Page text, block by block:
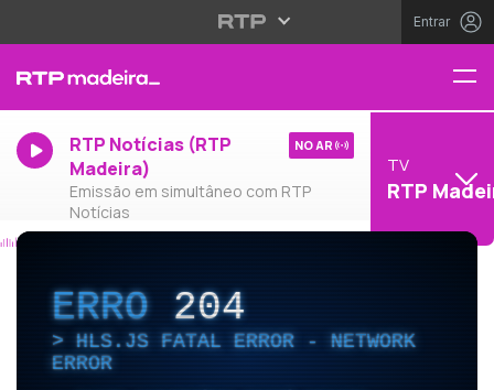
Entrar
RTP Notícias (RTP
Madeira)
Emissão em simultâneo com RTP
Notícias
NO AR
TV
RTP
ERRO204
HLS.JS FATAL ERROR - NETWORK
ERROR